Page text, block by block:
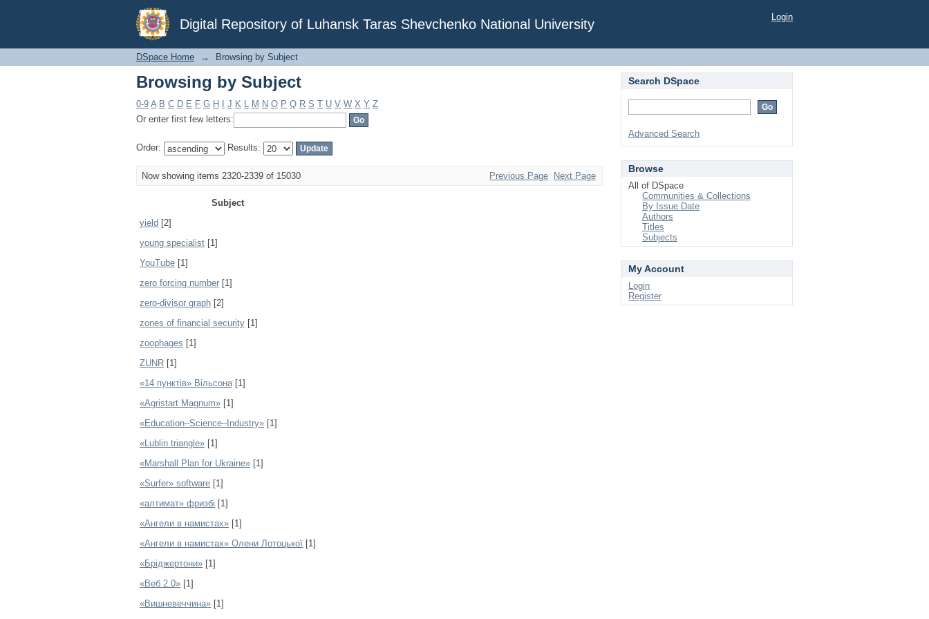
Digital Repository of Luhansk Taras Shevchenko National University
Browsing by Subject Login
DSpace Home → Browsing by Subject
Browsing by Subject
0-9 A B C D E F G H J K L M N O P Q R S T U V W X Y Z
Or enter first few letters:
Order: Results:
Now showing items 2320-2339 of 15030 Previous Page Next Page
Subject
yield [2]
young specialist [1]
YouTube [1]
zero forcing number [1]
zero-divisor graph [2]
zones of financial security [1]
zoophages [1]
ZUNR [1]
«14 пунктів» Вільсона[1]
«Agristart Magnum» [1]
«Education–Science–Industry» [1]
«Lublin triangle» [1]
«Marshall Plan for Ukraine» [1]
«Surfer» software [1]
«алтимат» фризбі [1]
«Ангели в намистах» [1]
«Ангели в намистах» Олени Лотоцької [1]
«Бріджертони» [1]
«Веб 2.0» [1]
«Вишневеччина» [1]
Search DSpace
Advanced Search
Browse
All of DSpace
Communities & Collections
By Issue Date
Authors
Titles
Subjects
My Account
Login
Register